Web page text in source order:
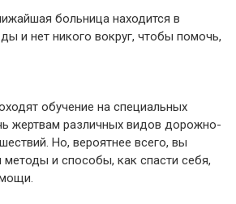
больница находится в
и нет никого вокруг, чтобы помочь,
обучение на специальных
жертвам различных видов дорожно-
Но, вероятнее всего, вы
методы и способы, как спасти себя,